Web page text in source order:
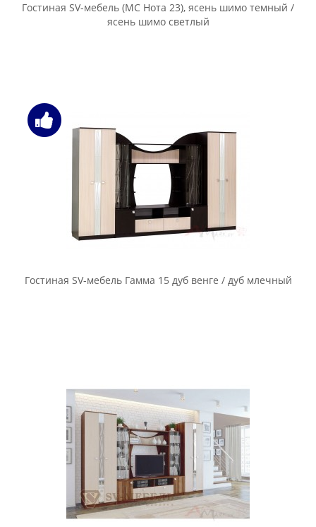
Гостиная SV-мебель (МС Нота 23), ясень шимо темный /
ясень шимо светлый
Гостиная SV-мебель Гамма 15 дуб венге / дуб млечный